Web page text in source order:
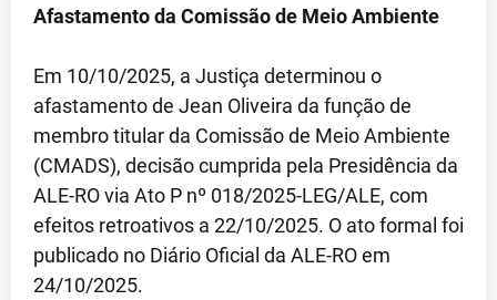
Afastamento da Comissão de Meio Ambiente
Em 10/10/2025, a Justiça determinou o
afastamento de Jean Oliveira da função de
membro titular da Comissão de Meio Ambiente
(CMADS), decisão cumprida pela Presidência da
ALE-RO via Ato P nº 018/2025-LEG/ALE, com
efeitos retroativos a 22/10/2025. O ato formal foi
publicado no Diário Oficial da ALE-RO em
24/10/2025.